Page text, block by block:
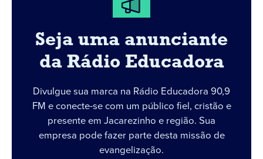
Seja uma anunciante
da Rádio Educadora
Divulgue sua marca na Rádio Educadora 90,9
FM e conecte-se com um público fiel, cristão e
presente em Jacarezinho e região. Sua
empresa pode fazer parte desta missão de
evangelização.